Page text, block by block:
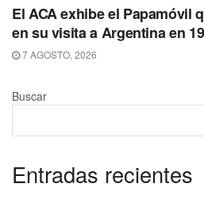
El ACA exhibe el Papamóvil
en su visita a Argentina en
7 AGOSTO, 2026
Buscar
Entradas recientes